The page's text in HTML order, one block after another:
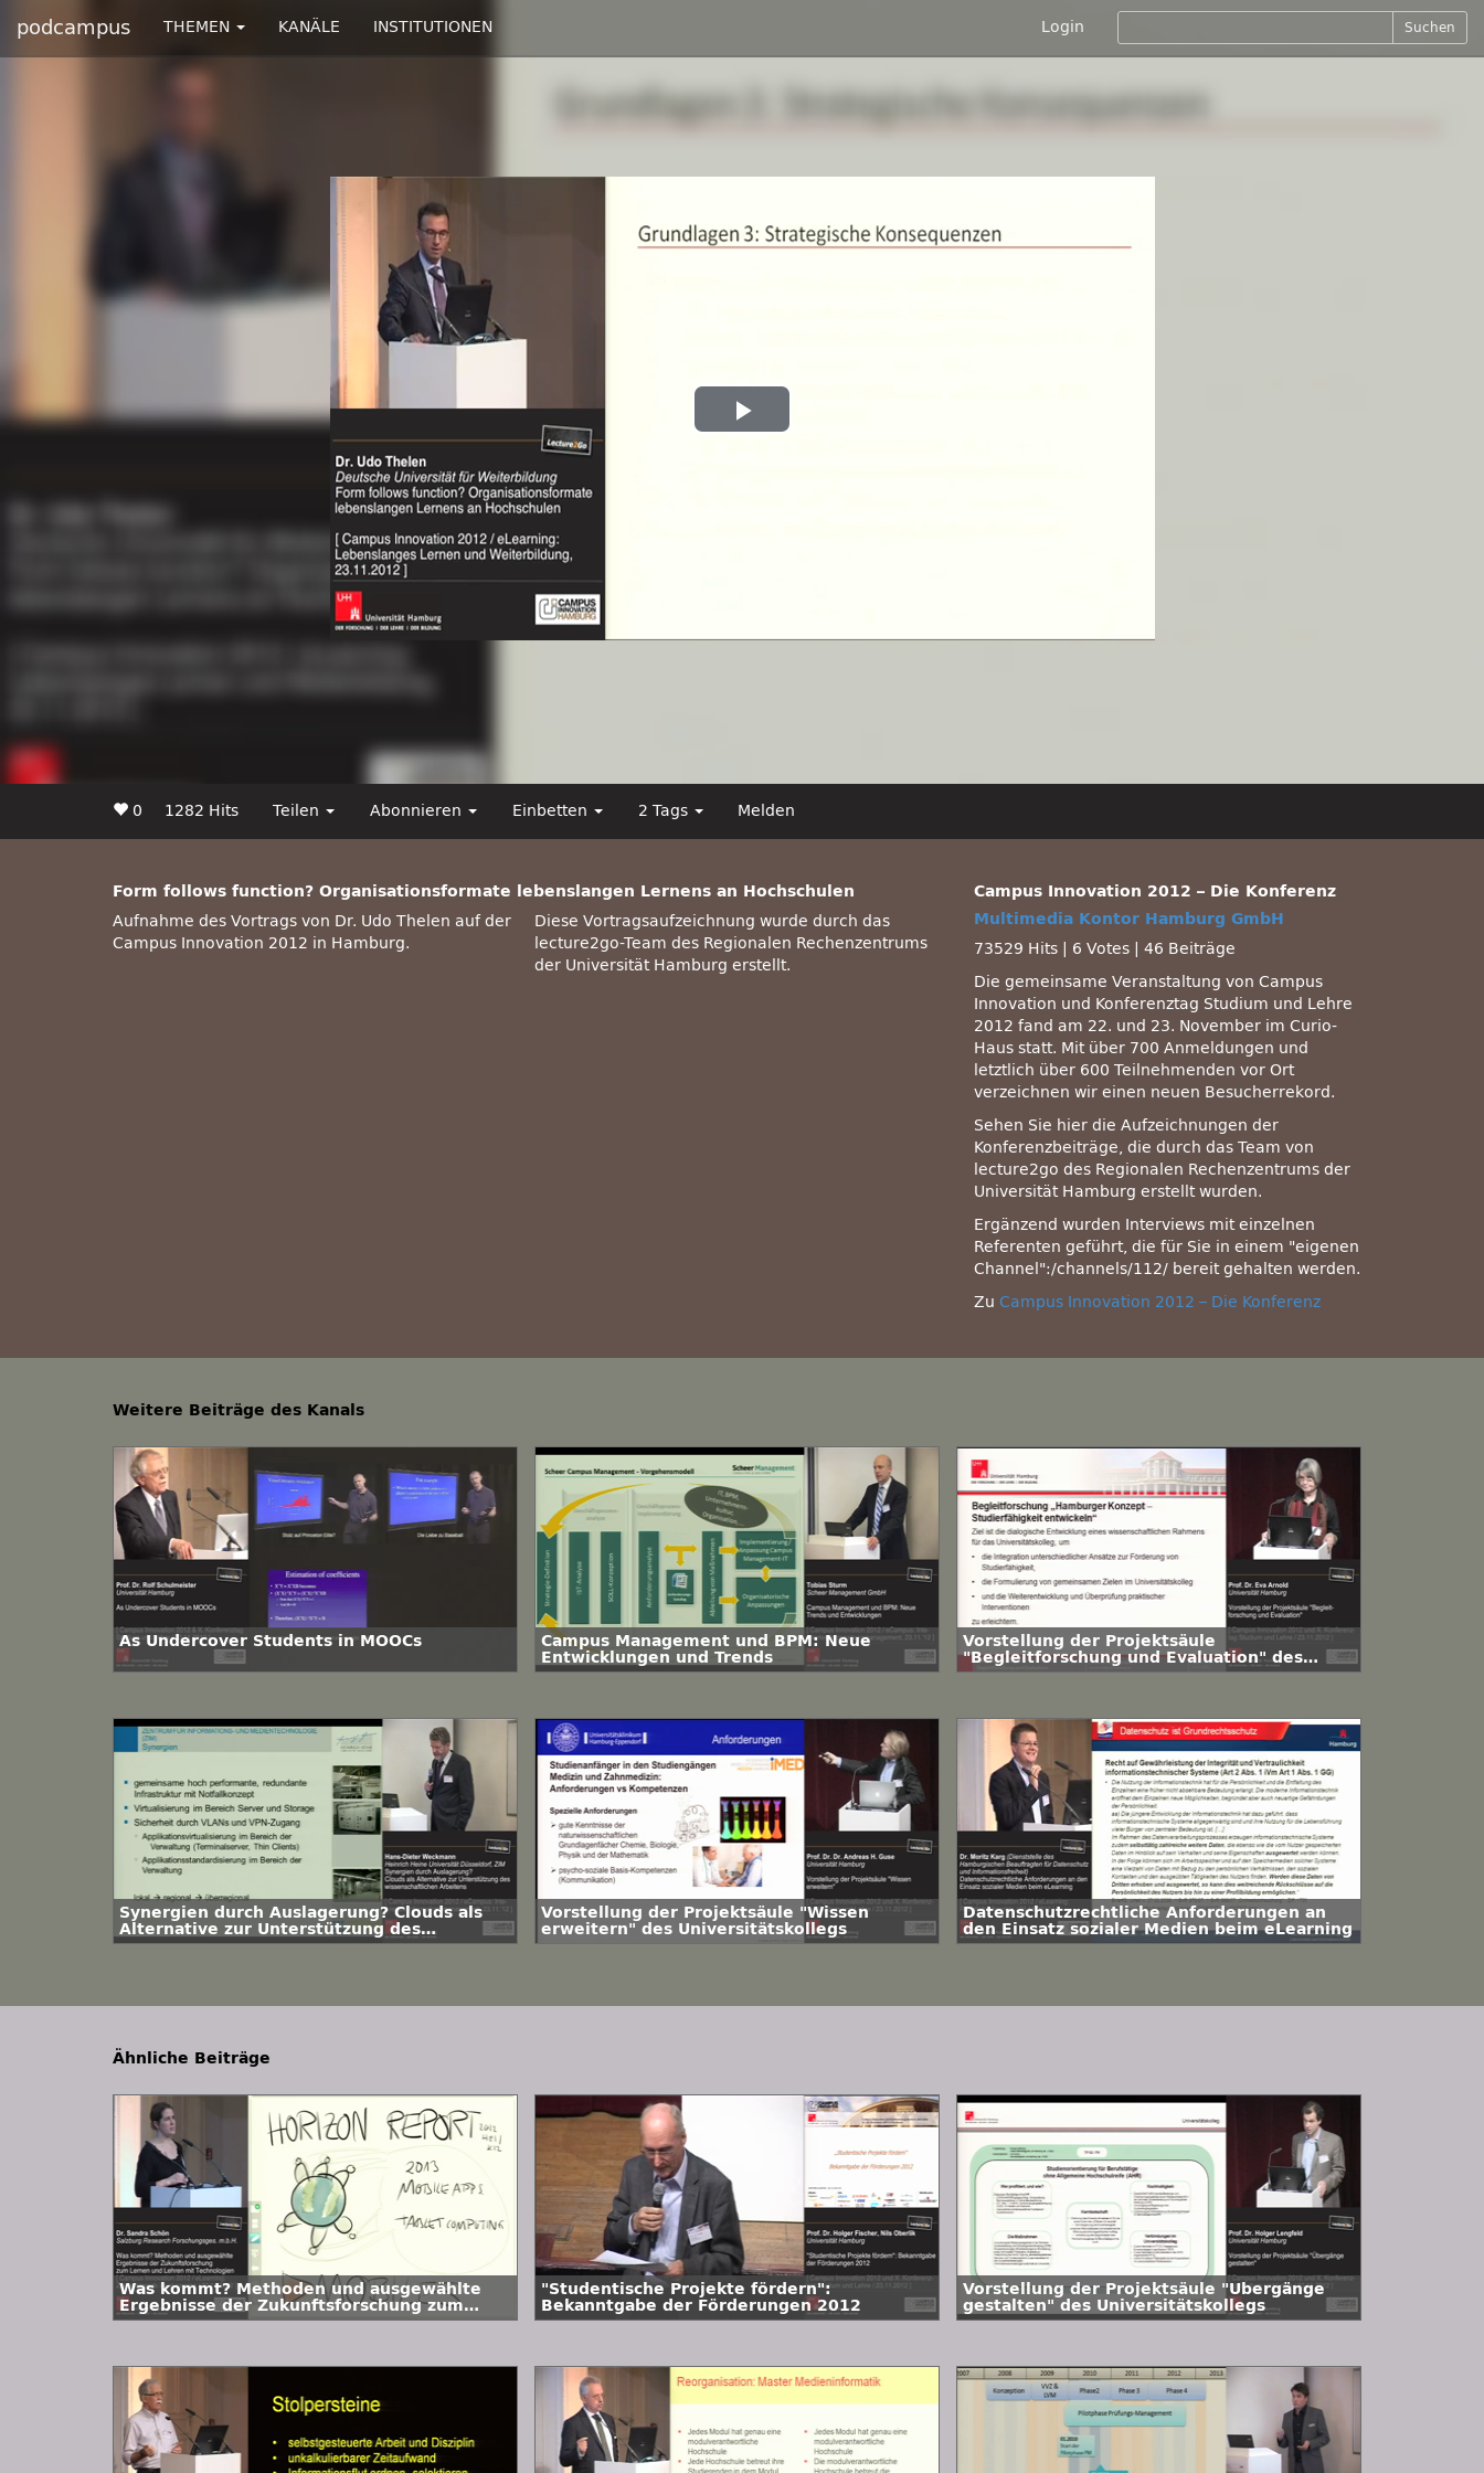
podcampus THEMEN KANÄLE INSTITUTIONEN Login Suchen
Play
0 1282 Hits Teilen Abonnieren Einbetten 2 Tags Melden
Form follows function? Organisationsformate lebenslangen Lernens an Hochschulen
Aufnahme des Vortrags von Dr. Udo Thelen auf der
Campus Innovation 2012 in Hamburg.
Diese Vortragsaufzeichnung wurde durch das
lecture2go-Team des Regionalen Rechenzentrums
der Universität Hamburg erstellt.
Campus Innovation 2012 – Die Konferenz
Multimedia Kontor Hamburg GmbH
73529 Hits
6 Votes
46 Beiträge
Die gemeinsame Veranstaltung von Campus
Innovation und Konferenztag Studium und Lehre
2012 fand am 22. und 23. November im Curio-
Haus statt. Mit über 700 Anmeldungen und
letztlich über 600 Teilnehmenden vor Ort
verzeichnen wir einen neuen Besucherrekord.
Sehen Sie hier die Aufzeichnungen der
Konferenzbeiträge, die durch das Team von
lecture2go des Regionalen Rechenzentrums der
Universität Hamburg erstellt wurden.
Ergänzend wurden Interviews mit einzelnen
Referenten geführt, die für Sie in einem
eigenen
Channel
:/channels/112/ bereit gehalten werden.
Zu Campus Innovation 2012 – Die Konferenz
Weitere Beiträge des Kanals
As Undercover Students in MOOCs
Campus Management und BPM: Neue
Entwicklungen und Trends
Vorstellung der Projektsäule
"Begleitforschung und Evaluation" des
Universitätskollegs
Synergien durch Auslagerung? Clouds als
Alternative zur Unterstützung des
wissenschaftlichen Arbeitens
Vorstellung der Projektsäule "Wissen
erweitern" des Universitätskollegs
Datenschutzrechtliche Anforderungen an
den Einsatz sozialer Medien beim eLearning
Ähnliche Beiträge
Was kommt? Methoden und ausgewählte
Ergebnisse der Zukunftsforschung zum
Lernen und Lehren mit Technologien
"Studentische Projekte fördern":
Bekanntgabe der Förderungen 2012
Vorstellung der Projektsäule "Übergänge
gestalten" des Universitätskollegs